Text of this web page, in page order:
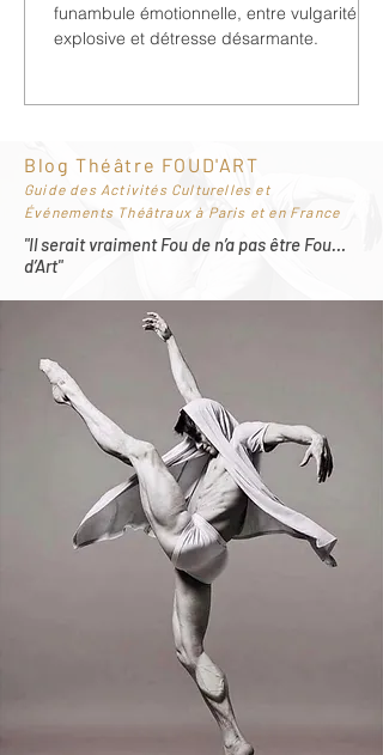
funambule émotionnelle, entre vulgarité
explosive et détresse désarmante.
Blog Théâtre FOUD'ART
Guide des Activités Culturelles et
Événements Théâtraux à Paris et en France
"Il serait vraiment Fou de n’a pas être Fou…
d’Art"